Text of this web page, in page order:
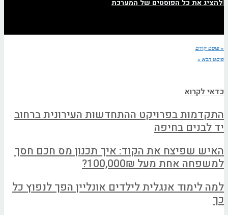
|להציג את כל הפוסטים של המערכת
« פוסט קודם
פוסט הבא »
כדאי לקרוא
התקדמות בפרויקט ההתחדשות העירונית ברחוב
יד לבנים בחיפה
האיש שפיצח את הקוד: איך תכנון מס חכם חסך
למשפחה אחת מעל 100,000₪?
למה לימוד אנגלית לילדים אונליין הפך לנפוץ כל
כך